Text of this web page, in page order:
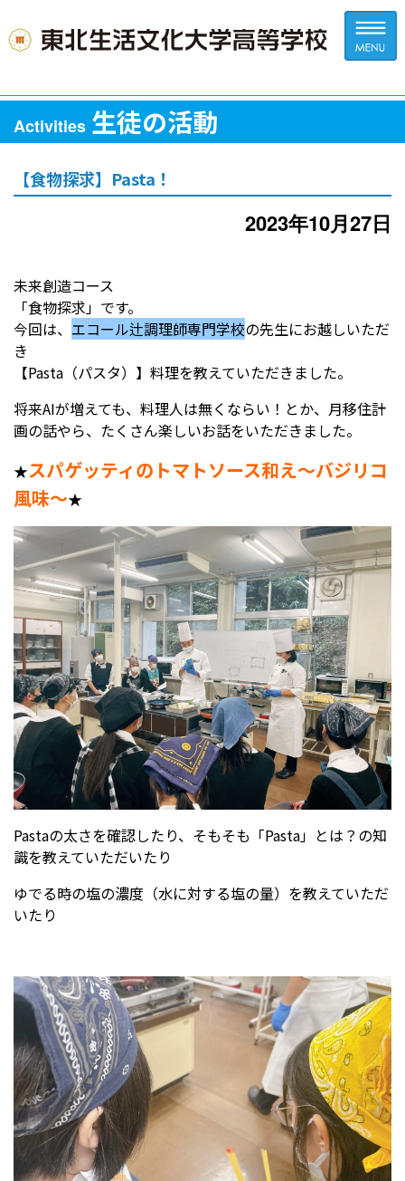
受験生の方へ 中学校の先生方へ
在校生の方へ
アクセス お問い合わせ
教員採用情報(PDF) 各種証明書
寄付金のお願い
Activities 生徒の活動
【食物探求】Pasta！
2023年10月27日
未来創造コース
「食物探求」です。
今回は、 エコール辻調理師専門学校の先生にお越しいただ
き
【Pasta（パスタ）】料理を教えていただきました。
将来AIが増えても、料理人は無くならい！とか、月移住計
画の話やら、たくさん楽しいお話をいただきました。
★スパゲッティのトマトソース和え～バジリコ
風味～★
Pastaの太さを確認したり、そもそも「Pasta」とは？の知
識を教えていただいたり
ゆでる時の塩の濃度（水に対する塩の量）を教えていただ
いたり